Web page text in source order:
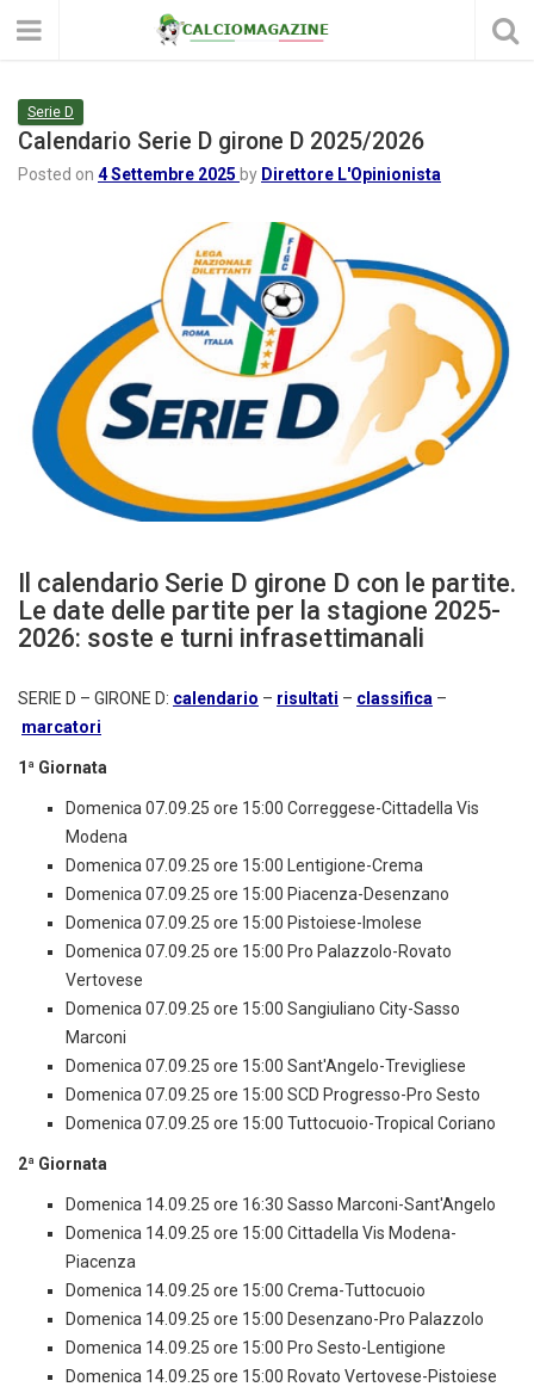
Serie D
Calendario Serie D girone D 2025/2026
Posted on 4 Settembre 2025 by Direttore L'Opinionista
Il calendario Serie D girone D con le partite.
Le date delle partite per la stagione 2025-
2026: soste e turni infrasettimanali
SERIE D – GIRONE D: calendario – risultati – classifica –
marcatori
1ª Giornata
Domenica 07.09.25 ore 15:00 Correggese-Cittadella Vis
Modena
Domenica 07.09.25 ore 15:00 Lentigione-Crema
Domenica 07.09.25 ore 15:00 Piacenza-Desenzano
Domenica 07.09.25 ore 15:00 Pistoiese-Imolese
Domenica 07.09.25 ore 15:00 Pro Palazzolo-Rovato
Vertovese
Domenica 07.09.25 ore 15:00 Sangiuliano City-Sasso
Marconi
Domenica 07.09.25 ore 15:00 Sant'Angelo-Trevigliese
Domenica 07.09.25 ore 15:00 SCD Progresso-Pro Sesto
Domenica 07.09.25 ore 15:00 Tuttocuoio-Tropical Coriano
2ª Giornata
Domenica 14.09.25 ore 16:30 Sasso Marconi-Sant'Angelo
Domenica 14.09.25 ore 15:00 Cittadella Vis Modena-
Piacenza
Domenica 14.09.25 ore 15:00 Crema-Tuttocuoio
Domenica 14.09.25 ore 15:00 Desenzano-Pro Palazzolo
Domenica 14.09.25 ore 15:00 Pro Sesto-Lentigione
Domenica 14.09.25 ore 15:00 Rovato Vertovese-Pistoiese